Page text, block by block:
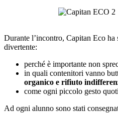
Durante l’incontro, Capitan Eco ha
divertente:
perché è importante non
in quali contenitori vanno
organico e rifiuto
come ogni piccolo gesto
Ad ogni alunno sono stati